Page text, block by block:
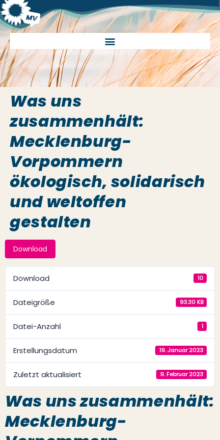
Was uns
zusammenhält:
Mecklenburg-
Vorpommern
ökologisch, solidarisch
und weltoffen
gestalten
Download
Download 10
Dateigröße 93.30 KB
Datei-Anzahl 1
Erstellungsdatum 19. Januar 2023
Zuletzt aktualisiert 9. Februar 2023
Was uns zusammenhält:
Mecklenburg-